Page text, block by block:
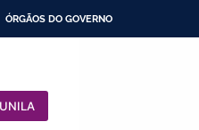
ÓRGÃOS DO GOVERNO